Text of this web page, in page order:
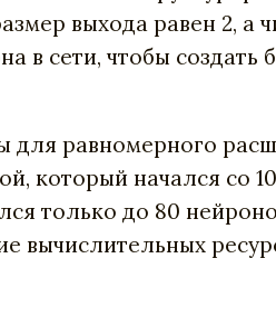
выхода равен 2,
в сети, чтобы
равномерного
который начался со
только до 80
вычислительных